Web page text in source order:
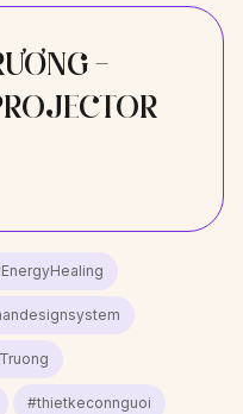
-
#thietkeconnguoi